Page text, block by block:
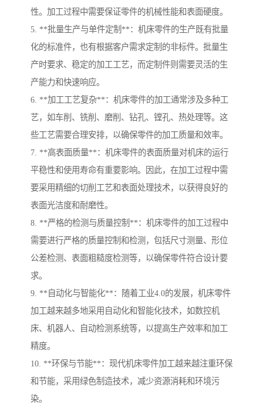
性。加工过程中需要保证零件的机械性能和表面硬度。
5. **批量生产与单件定制**：机床零件的生产既有批量
化的标准件，也有根据客户需求定制的非标件。批量生
产时要求、稳定的加工工艺，而定制件则需要灵活的生
产能力和快速响应。
6. **加工工艺复杂**：机床零件的加工通常涉及多种工
艺，如车削、铣削、磨削、钻孔、镗孔、热处理等。这
些工艺需要合理安排，以确保零件的加工质量和效率。
7. **高表面质量**：机床零件的表面质量对机床的运行
平稳性和使用寿命有重要影响。因此，在加工过程中需
要采用精细的切削工艺和表面处理技术，以获得良好的
表面光洁度和耐磨性。
8. **严格的检测与质量控制**：机床零件的加工过程中
需要进行严格的质量控制和检测，包括尺寸测量、形位
公差检测、表面粗糙度检测等，以确保零件符合设计要
求。
9. **自动化与智能化**：随着工业4.0的发展，机床零件
加工越来越多地采用自动化和智能化技术，如数控机
床、机器人、自动检测系统等，以提高生产效率和加工
精度。
10. **环保与节能**：现代机床零件加工越来越注重环保
和节能，采用绿色制造技术，减少资源消耗和环境污
染。